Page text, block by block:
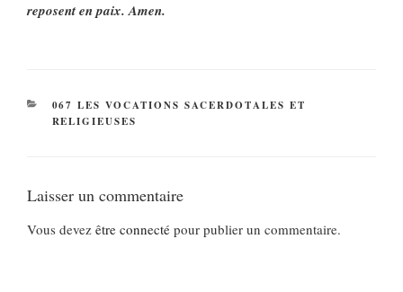
reposent en paix. Amen.
CATÉGORIES
067 LES VOCATIONS SACERDOTALES ET
RELIGIEUSES
Laisser un commentaire
Vous devez être connecté pour publier un commentaire.